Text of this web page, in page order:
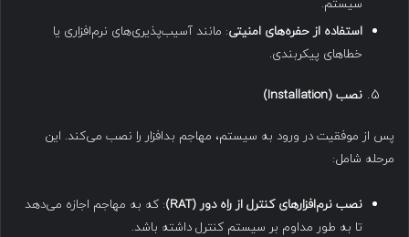
سیستم.
استفاده از حفره‌های امنیتی: مانند آسیب‌پذیری‌های نرم‌افزاری یا
خطاهای پیکربندی.
نصب (Installation)
پس از موفقیت در ورود به سیستم، مهاجم بدافزار را نصب می‌کند. این
مرحله شامل:
نصب نرم‌افزارهای کنترل از راه دور(RAT)
: که به مهاجم اجازه می‌دهد
تا به طور مداوم بر سیستم کنترل داشته باشد.